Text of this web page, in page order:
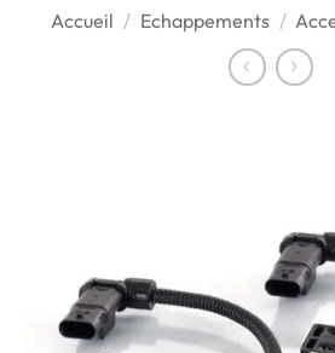
Accueil / Echappements /